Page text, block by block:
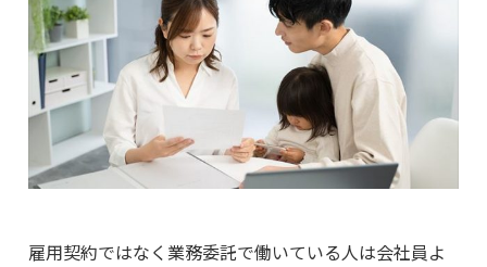
雇用契約ではなく業務委託で働いている人は会社員よ